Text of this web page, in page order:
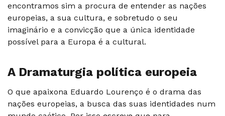
encontramos sim a procura de entender as nações
europeias, a sua cultura, e sobretudo o seu
imaginário e a convicção que a única identidade
possível para a Europa é a cultural.
A Dramaturgia política europeia
O que apaixona Eduardo Lourenço é o drama das
nações europeias, a busca das suas identidades num